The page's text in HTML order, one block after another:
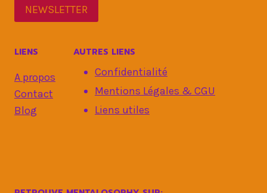
NEWSLETTER
LIENS
A propos
Contact
Blog
AUTRES LIENS
Confidentialité
Mentions Légales & CGU
Liens utiles